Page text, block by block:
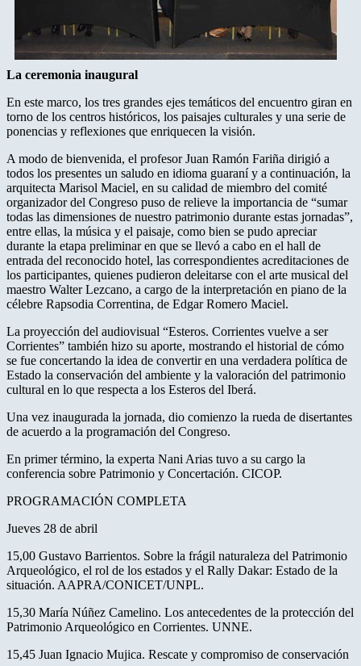
La ceremonia inaugural
En este marco, los tres grandes ejes temáticos del encuentro giran en
torno de los centros históricos, los paisajes culturales y una serie de
ponencias y reflexiones que enriquecen la visión.
A modo de bienvenida, el profesor Juan Ramón Fariña dirigió a
todos los presentes un saludo en idioma guaraní y a continuación, la
arquitecta Marisol Maciel, en su calidad de miembro del comité
organizador del Congreso puso de relieve la importancia de “sumar
todas las dimensiones de nuestro patrimonio durante estas jornadas”,
entre ellas, la música y el paisaje, como bien se pudo apreciar
durante la etapa preliminar en que se llevó a cabo en el hall de
entrada del reconocido hotel, las correspondientes acreditaciones de
los participantes, quienes pudieron deleitarse con el arte musical del
maestro Walter Lezcano, a cargo de la interpretación en piano de la
célebre Rapsodia Correntina, de Edgar Romero Maciel.
La proyección del audiovisual “Esteros. Corrientes vuelve a ser
Corrientes” también hizo su aporte, mostrando el historial de cómo
se fue concertando la idea de convertir en una verdadera política de
Estado la conservación del ambiente y la valoración del patrimonio
cultural en lo que respecta a los Esteros del Iberá.
Una vez inaugurada la jornada, dio comienzo la rueda de disertantes
de acuerdo a la programación del Congreso.
En primer término, la experta Nani Arias tuvo a su cargo la
conferencia sobre Patrimonio y Concertación. CICOP.
PROGRAMACIÓN COMPLETA
Jueves 28 de abril
15,00 Gustavo Barrientos. Sobre la frágil naturaleza del Patrimonio
Arqueológico, el rol de los estados y el Rally Dakar: Estado de la
situación. AAPRA/CONICET/UNPL.
15,30 María Núñez Camelino. Los antecedentes de la protección del
Patrimonio Arqueológico en Corrientes. UNNE.
15,45 Juan Ignacio Mujica. Rescate y compromiso de conservación